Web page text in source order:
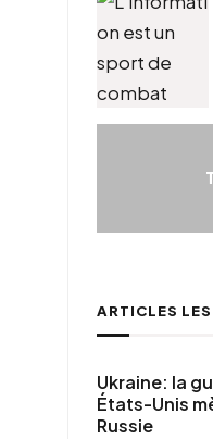
ARTICLES
Ukraine: la
États-Unis
Russie